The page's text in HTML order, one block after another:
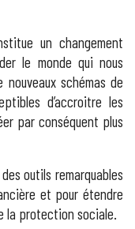
un changement
le monde qui nous
nouveaux schémas de
d’accroitre les
par conséquent plus
outils remarquables
et pour étendre
la protection sociale.